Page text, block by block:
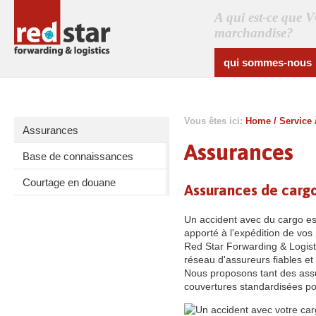
A qui est-ce que
marchandise?
qui sommes-nous
Assurances
Base de connaissances
Courtage en douane
Vous êtes ici: Home / Service
Assurances
Assurances de
Un accident avec du cargo
apporté à l'expédition de
Red Star Forwarding &
réseau d'assureurs fiables
Nous proposons tant des
couvertures standardisées